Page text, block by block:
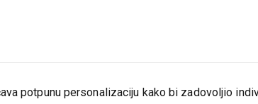
potpunu personalizaciju kako bi zadovoljio